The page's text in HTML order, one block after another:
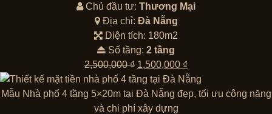
1,500,000 ₫.
Chủ đầu tư: Thương Mại
Địa chỉ: Đà Nẵng
Diện tích: 180m2
Số tầng: 2 tầng
2,500,000₫ Giá
gốc
là:
2,500,000 ₫.
1,500,000 ₫
hiện
tại
Mẫu Nhà phố 4 tầng 5×20m tại Đà Nẵng đẹp, tối ưu công năng
và chi phí xây dựng